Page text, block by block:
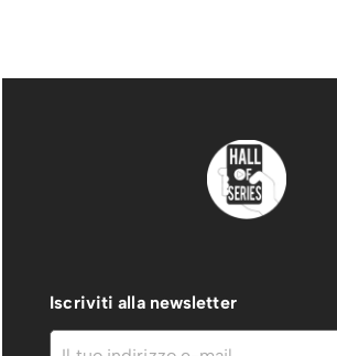
Iscriviti alla newsletter